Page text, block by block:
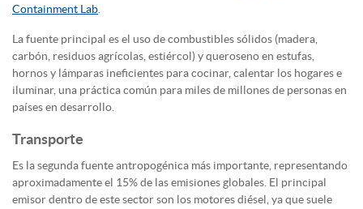
Containment Lab.
La fuente principal es el uso de combustibles sólidos (madera,
carbón, residuos agrícolas, estiércol) y queroseno en estufas,
hornos y lámparas ineficientes para cocinar, calentar los hogares e
iluminar, una práctica común para miles de millones de personas en
países en desarrollo.
Transporte
Es la segunda fuente antropogénica más importante, representando
aproximadamente el 15% de las emisiones globales. El principal
emisor dentro de este sector son los motores diésel, ya que suele